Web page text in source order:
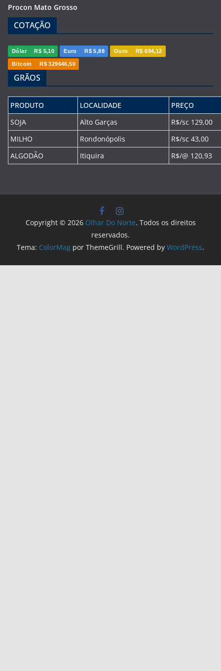
Procon Mato Grosso
COTAÇÃO
Dólar R$ 5,10 Euro R$ 5,88 Ouro R$ 694,12
Bitcoin R$ 329646,50
GRÃOS
PRODUTO LOCALIDADE
PREÇO
SOJA
Alto Garças
R$/sc 129,00
MILHO
Rondonópolis
R$/sc 43,00
ALGODÃO
Itiquira R$/@ 120,93
Copyright © 2026 Olhar Do Norte. Todos os direitos
reservados.
Tema: ColorMag por ThemeGrill. Powered by WordPress.